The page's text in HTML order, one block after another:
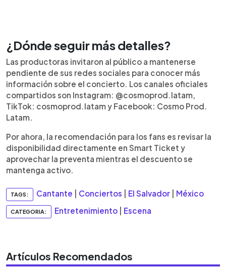
¿Dónde seguir más detalles?
Las productoras invitaron al público a mantenerse
pendiente de sus redes sociales para conocer más
información sobre el concierto. Los canales oficiales
compartidos son Instagram: @cosmoprod.latam,
TikTok: cosmoprod.latam y Facebook: Cosmo Prod.
Latam.
Por ahora, la recomendación para los fans es revisar la
disponibilidad directamente en Smart Ticket y
aprovechar la preventa mientras el descuento se
mantenga activo.
TAGS: Cantante Conciertos El Salvador México
CATEGORIA: Entretenimiento Escena
Artículos Recomendados